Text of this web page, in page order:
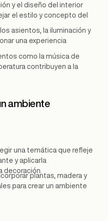
y el diseño del interior
el estilo y concepto del
asientos, la iluminación y
una experiencia
como la música de
contribuyen a la
ambiente
una temática que refleje
y aplicarla
decoración.
plantas, madera y
para crear un ambiente